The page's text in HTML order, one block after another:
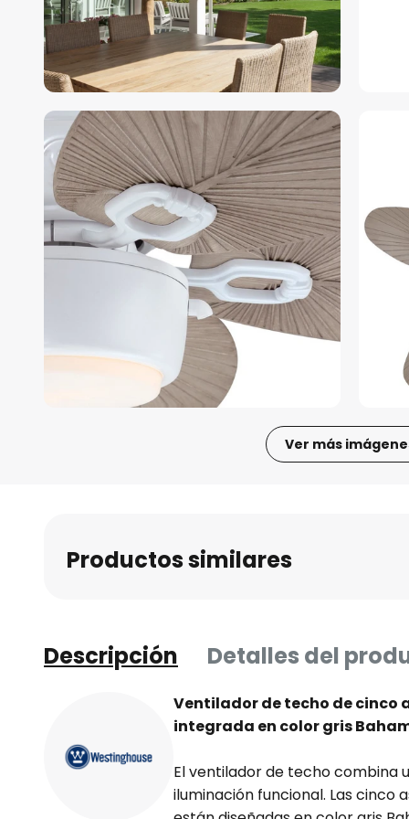
Ver más
Productos similares
Descripción Detalles del
Ventilador de techo de cinco
integrada en color gris
El ventilador de techo combina
iluminación funcional. Las cinco